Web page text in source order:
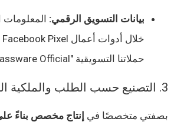
بيانات التسويق الرقمي:
حملاتنا التسويقية "Lida Glassware Official".
3. التصنيع حسب الطلب والملكية الفكرية
بصفتي متخصصًا في إنتاج مخصص بناءً